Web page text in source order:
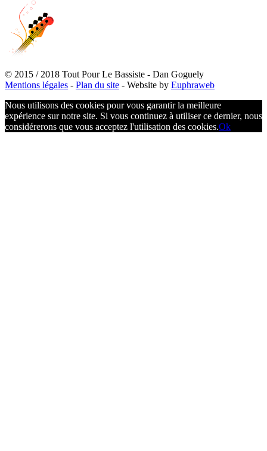
© 2015 / 2018 Tout Pour Le Bassiste - Dan Goguely
Mentions légales - Plan du site - Website by Euphraweb
Nous utilisons des cookies pour vous garantir la meilleure
expérience sur notre site. Si vous continuez à utiliser ce dernier, nous
considérerons que vous acceptez l'utilisation des cookies.Ok